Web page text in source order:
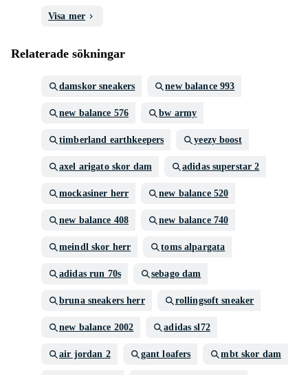
Visa mer
Relaterade sökningar
damskor sneakers new balance 993
new balance 576 bw army
timberland earthkeepers yeezy boost
axel arigato skor dam adidas superstar 2
mockasiner herr new balance 520
new balance 408 new balance 740
meindl skor herr toms alpargata
adidas run 70s sebago dam
bruna sneakers herr rollingsoft sneaker
new balance 2002 adidas sl72
air jordan 2 gant loafers mbt skor dam